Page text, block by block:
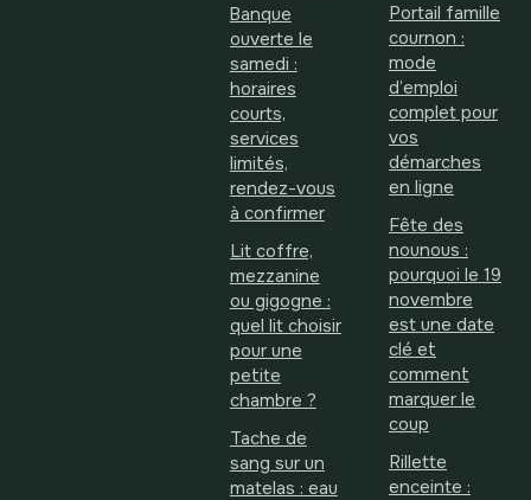
Banque
ouverte le
samedi :
horaires
courts,
services
limités,
rendez-vous
à confirmer
Lit coffre,
mezzanine
ou gigogne :
quel lit choisir
pour une
petite
chambre ?
Tache de
sang sur un
matelas : eau
Portail famille
cournon :
mode
d’emploi
complet pour
vos
démarches
en ligne
Fête des
nounous :
pourquoi le 19
novembre
est une date
clé et
comment
marquer le
coup
Rillette
enceinte :